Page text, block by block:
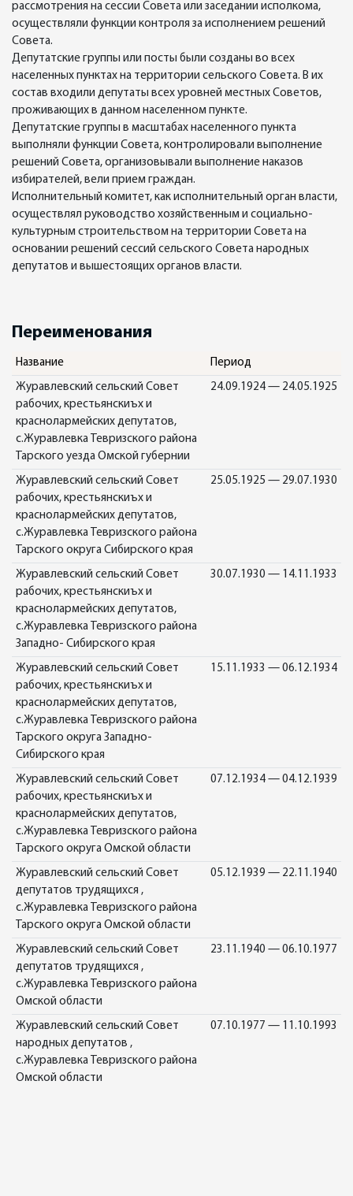
рассмотрения на сессии Совета или заседании исполкома,
осуществляли функции контроля за исполнением решений
Совета.
Депутатские группы или посты были созданы во всех
населенных пунктах на территории сельского Совета. В их
состав входили депутаты всех уровней местных Советов,
проживающих в данном населенном пункте.
Депутатские группы в масштабах населенного пункта
выполняли функции Совета, контролировали выполнение
решений Совета, организовывали выполнение наказов
избирателей, вели прием граждан.
Исполнительный комитет, как исполнительный орган власти,
осуществлял руководство хозяйственным и социально-
культурным строительством на территории Совета на
основании решений сессий сельского Совета народных
депутатов и вышестоящих органов власти.
Переименования
Название Период
Журавлевский сельский Совет
рабочих, крестьянскиъх и
краснолармейских депутатов,
с.Журавлевка Тевризского района
Тарского уезда Омской губернии
24.09.1924 — 24.05.1925
Журавлевский сельский Совет
рабочих, крестьянскиъх и
краснолармейских депутатов,
с.Журавлевка Тевризского района
Тарского округа Сибирского края
25.05.1925 — 29.07.1930
Журавлевский сельский Совет
рабочих, крестьянскиъх и
краснолармейских депутатов,
с.Журавлевка Тевризского района
Западно- Сибирского края
30.07.1930 — 14.11.1933
Журавлевский сельский Совет
рабочих, крестьянскиъх и
краснолармейских депутатов,
с.Журавлевка Тевризского района
Тарского округа Западно-
Сибирского края
15.11.1933 — 06.12.1934
Журавлевский сельский Совет
рабочих, крестьянскиъх и
краснолармейских депутатов,
с.Журавлевка Тевризского района
Тарского округа Омской области
07.12.1934 — 04.12.1939
Журавлевский сельский Совет
депутатов трудящихся ,
с.Журавлевка Тевризского района
Тарского округа Омской области
05.12.1939 — 22.11.1940
Журавлевский сельский Совет
депутатов трудящихся ,
с.Журавлевка Тевризского района
Омской области
23.11.1940 — 06.10.1977
Журавлевский сельский Совет
народных депутатов ,
с.Журавлевка Тевризского района
Омской области
07.10.1977 — 11.10.1993